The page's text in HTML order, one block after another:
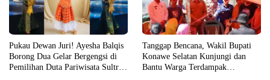
Pukau Dewan Juri! Ayesha Balqis
Borong Dua Gelar Bergengsi di
Pemilihan Duta Pariwisata Sultra
Tanggap Bencana, Wakil Bupati
Konawe Selatan Kunjungi dan
Bantu Warga Terdampak